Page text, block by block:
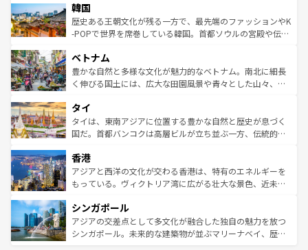
ワイを、存分に味わってほしい。 なお、新着のハワイ情報
はコンテンツ一覧を参照してほしい。
いる。アクティビティも充実しており、サーフィンやダイ
ビング、ハイキングなど、アウトドア好きにはたまらな
い。オーストラリアの多彩な魅力を存分に味わいつくそ
参照してほしい。
ン）、静ひつな山岳地帯である台湾東部など、都市の喧騒
と山間の静けさが共存しており、訪れる人に新しい発見と
驚きをもたらしてくれる。また、奥深い台湾の食文化も魅
容にもいいと評判のスイーツなど、バラエティ豊かな料理
が味わえる。 なお、新着の台湾情報は コンテンツ一覧を参
照してほしい。
韓国
歴史ある王朝文化が残る一方で、最先端のファッションやK
-POPで世界を席巻している韓国。首都ソウルの宮殿や伝統
き、地方に足を延ばせば四季折々の自然美を楽しむことが
できる。そして、キムチや焼肉、絶品のストリートフード
まで、さまざまな韓国料理が待っている。夜には、韓国な
リティに包まれながら、韓国の多彩な魅力を心ゆくまで味
わってみてほしい。 なお、新着の韓国情報はコンテンツ一
覧を参照してほしい。
ベトナム
豊かな自然と多様な文化が魅力的なベトナム。南北に細長
く伸びる国土には、広大な田園風景や青々とした山々、世
急速な発展と共に伝統が息づく。ハノイの古い町並みやホ
ーチミン市のフランス統治時代の建物も、独特の雰囲気を
醸し出している。また、バラエティの豊かさとおいしさで
とつ。フォーやバインミー、ベトナムコーヒーなどは、ぜ
ひ現地で味わいたい。どの地域を訪れてもあたたかい人々
が旅行者を迎えてくれるので、きっと忘れられない旅にな
参照してほしい。
タイ
タイは、東南アジアに位置する豊かな自然と歴史が息づく
国だ。首都バンコクは高層ビルが立ち並ぶ一方、伝統的な
の活気が交差している。北部ではチェンマイなどの山岳地
帯で自然と触れ合い、南部ではプーケットやクラビの美し
いビーチでリゾート気分を楽しむことができる。タイ料理
激する。気候は一年中温暖で、どの季節にも異なる楽しみ
が待っている。親しみやすいタイの人々、仏教を中心とし
た文化、そして多様な観光資源が、訪れる旅人を魅了し続
香港
アジアと西洋の文化が交わる香港は、特有のエネルギーを
もっている。ヴィクトリア湾に広がる壮大な景色、近未来
み、どこを訪れても感動するはず。観光スポットが密集し
ており、効率よく見どころを回れるのも魅力。息をのむよ
うな絶景から文化的な体験まで、香港を存分に楽しみ尽く
シンガポール
アジアの交差点として多文化が融合した独自の魅力を放つ
シンガポール。未来的な建築物が並ぶマリーナベイ、歴史